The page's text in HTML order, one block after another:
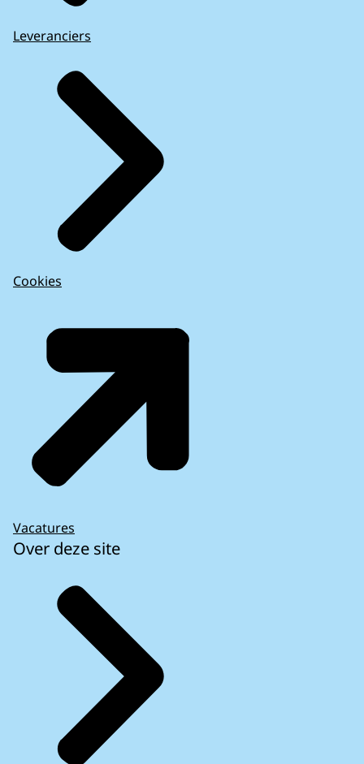
Leveranciers
Cookies
Vacatures
Over deze site